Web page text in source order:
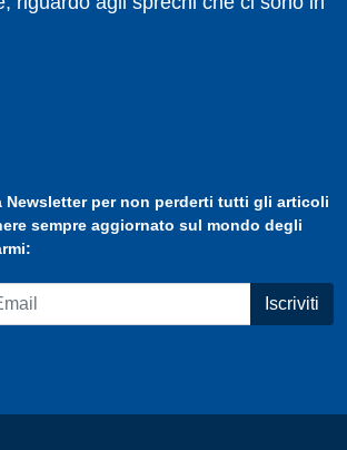
Newsletterper non perderti tutti gli articoli
sempre aggiornato sul mondo degli
Iscriviti